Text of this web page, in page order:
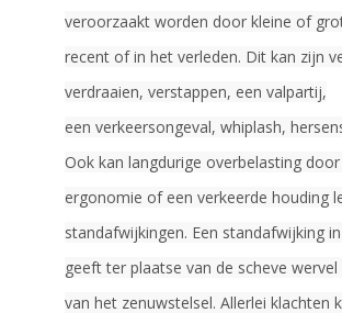
veroorzaakt worden door kleine of
recent of in het verleden. Dit kan zijn
verdraaien, verstappen, een valpartij,
een verkeersongeval, whiplash,
Ook kan langdurige overbelasting
ergonomie of een verkeerde houding
standafwijkingen. Een standafwijking
geeft ter plaatse van de scheve
van het zenuwstelsel. Allerlei klachten